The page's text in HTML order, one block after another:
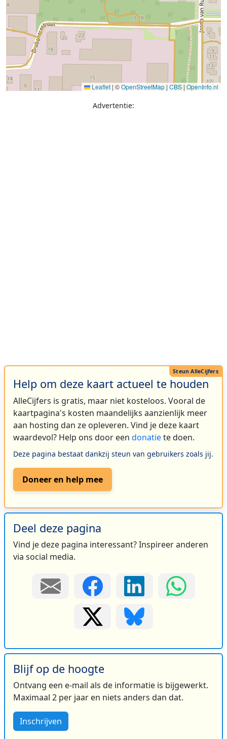
Leaflet | ©OpenStreetMap | CBS | OpenInfo.nl
Advertentie:
Help om deze kaart actueel te houden
AlleCijfers is gratis, maar niet kosteloos. Vooral de
kaartpagina's kosten maandelijks aanzienlijk meer
aan hosting dan ze opleveren. Vind je deze kaart
waardevol? Help ons door een donatiete doen.
Deze pagina bestaat dankzij steun van gebruikers zoals jij.
Doneer en help mee
Deel deze pagina
Vind je deze pagina interessant? Inspireer anderen
via social media.
Blijf op de hoogte
Ontvang een e-mail als de informatie is bijgewerkt.
Maximaal 2 per jaar en niets anders dan dat.
Inschrijven